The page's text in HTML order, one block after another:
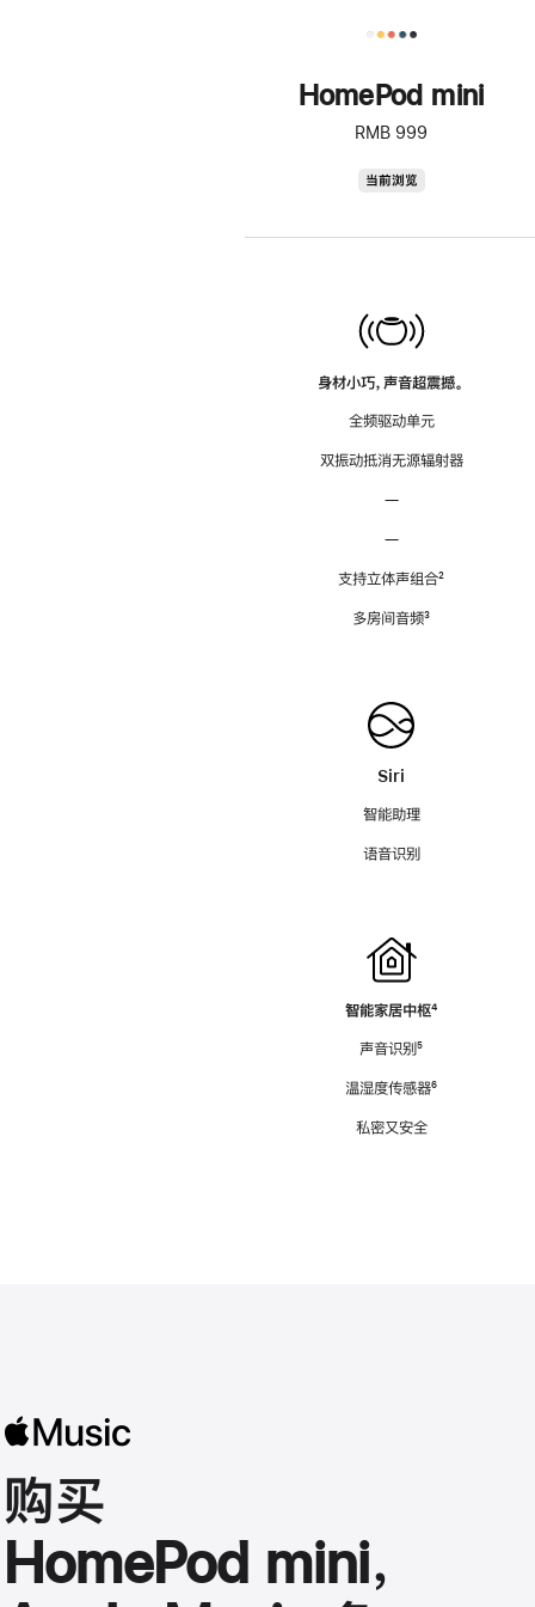
HomePod mini
RMB 999
当前浏览
身材小巧，声音超震撼。
全频驱动单元
双振动抵消无源辐射器
—
—
支持立体声组合脚
²
多房间音频脚
³
Siri
智能助理
语音识别
智能家居中枢脚
⁴
声音识别脚
⁵
温湿度传感器脚
⁶
私密又安全
购买
HomePod mini，